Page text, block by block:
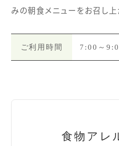
みの朝食メニューをお召し上
ご利用時間 7:00～
食物アレ